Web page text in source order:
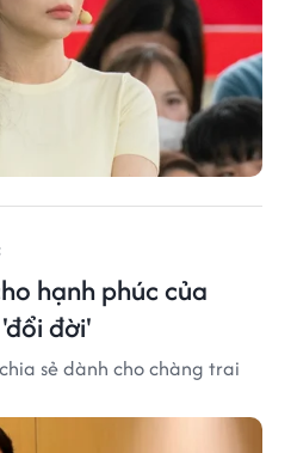
hạnh phúc của
đời'
sẻ dành cho chàng trai